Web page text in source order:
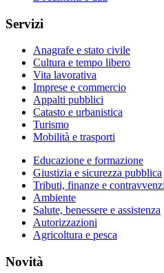
Servizi
Anagrafe e stato civile
Cultura e tempo libero
Vita lavorativa
Imprese e commercio
Appalti pubblici
Catasto e urbanistica
Turismo
Mobilità e trasporti
Educazione e formazione
Giustizia e sicurezza pubblica
Tributi, finanze e
Ambiente
Salute, benessere e assistenza
Autorizzazioni
Agricoltura e pesca
Novità